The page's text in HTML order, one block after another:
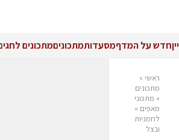
ייןחדש על המדףמסעדותמתכוניםמתכונים
ראשי »
מתכונים
» מתכוני
מאפים »
לחמניות
ובצל